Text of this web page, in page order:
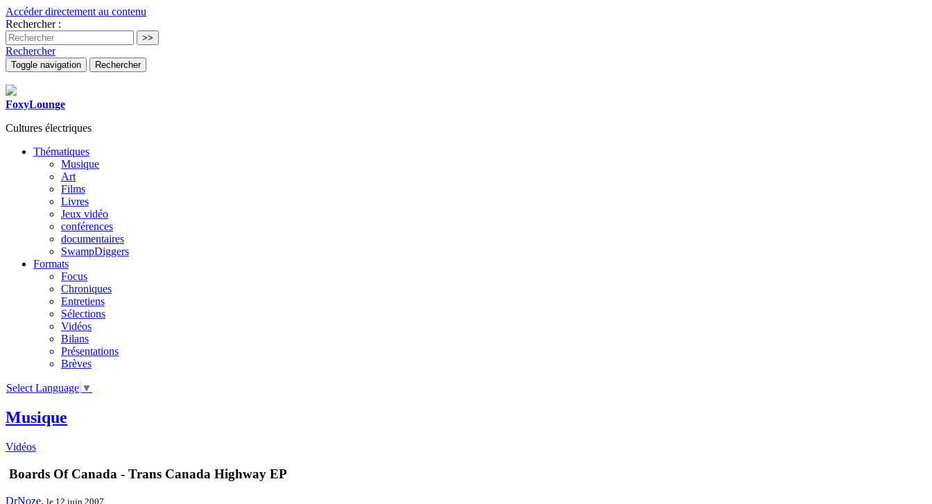
Accéder directement au contenu
Rechercher :
Rechercher
Toggle navigation Rechercher
FoxyLounge
Cultures électriques
Thématiques
Musique
Art
Films
Livres
Jeux vidéo
conférences
documentaires
SwampDiggers
Formats
Focus
Chroniques
Entretiens
Sélections
Vidéos
Bilans
Présentations
Brèves
Select Language ▼
Musique
Vidéos
Boards Of Canada - Trans Canada Highway EP
DrNoze, le 12 juin 2007